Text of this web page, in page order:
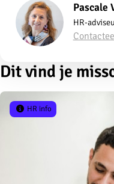
Pascale
HR-
Dit vind je
HR info